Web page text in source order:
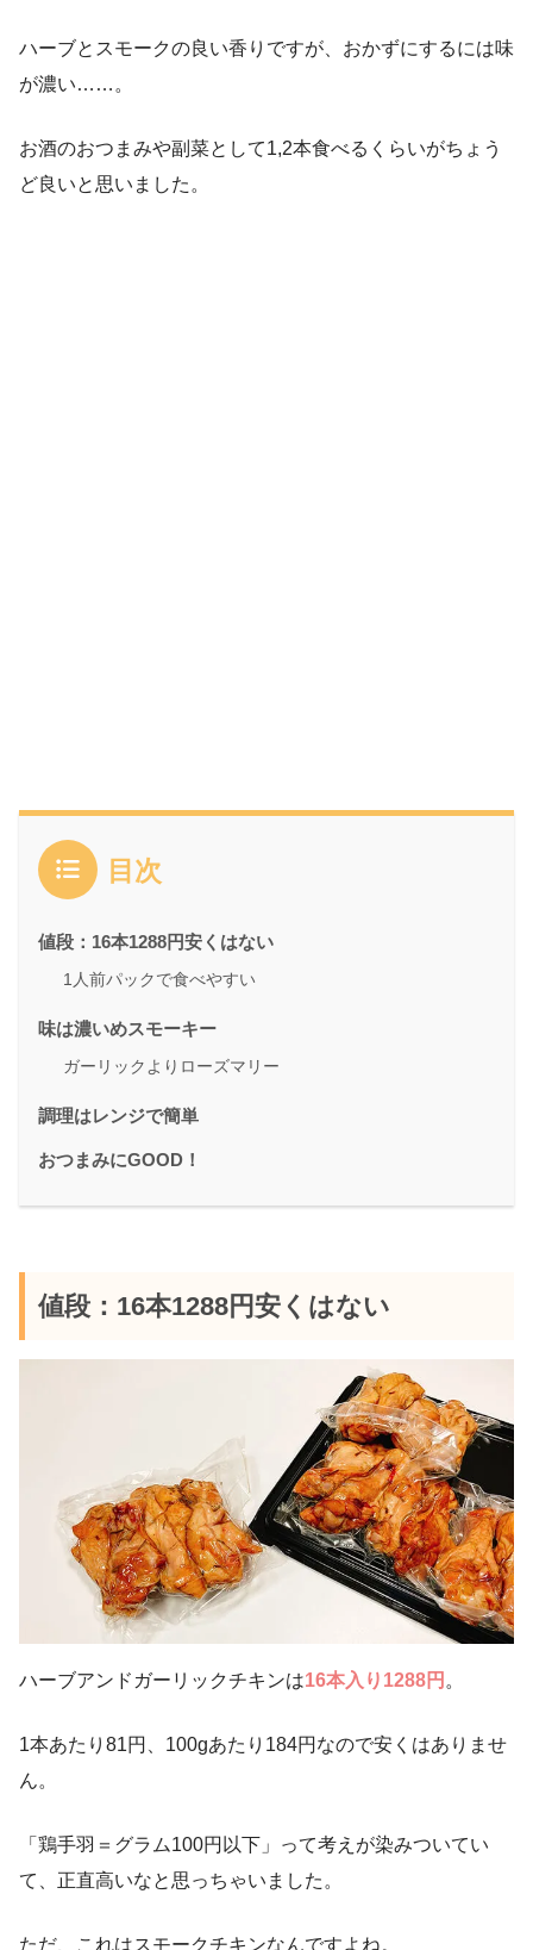
ハーブとスモークの良い香りですが、おかずにするには味
が濃い……。
お酒のおつまみや副菜として1,2本食べるくらいがちょう
ど良いと思いました。
目次
値段：16本1288円安くはない
1人前パックで食べやすい
味は濃いめスモーキー
ガーリックよりローズマリー
調理はレンジで簡単
おつまみにGOOD！
値段：16本1288円安くはない
ハーブアンドガーリックチキンは16本入り1288円 。
1本あたり81円、100gあたり184円なので安くはありませ
ん。
「鶏手羽＝グラム100円以下」って考えが染みついてい
て、正直高いなと思っちゃいました。
ただ、これはスモークチキンなんですよね。